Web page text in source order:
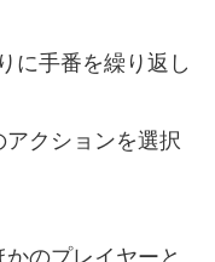
に手番を繰り返し
クションを選択